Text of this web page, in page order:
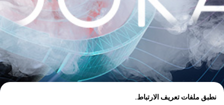
نطبق ملفات تعريف الارتباط.